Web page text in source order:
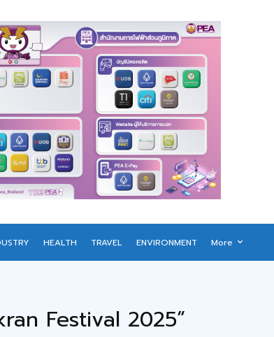
HEALTH TRAVEL ENVIRONMENT More
Festival 2025”